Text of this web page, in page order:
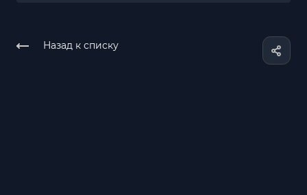
Назад к списку